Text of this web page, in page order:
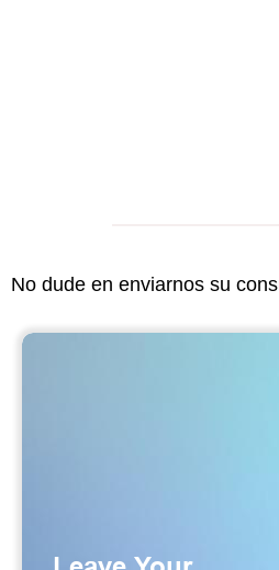
No dude en enviarnos su